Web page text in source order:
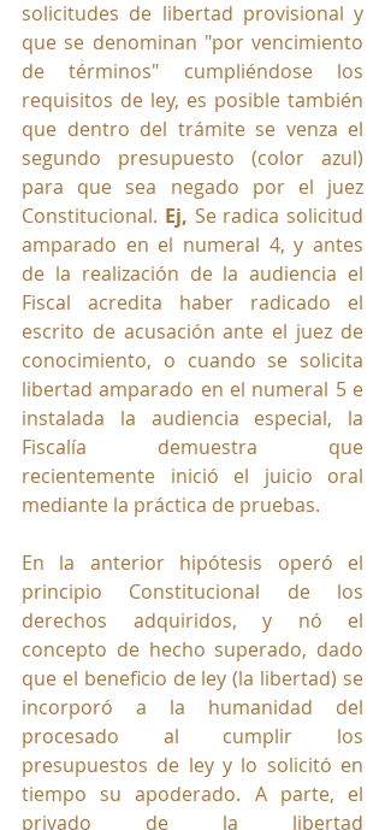
solicitudes de libertad provisional y
que se denominan "por vencimiento
de términos" cumpliéndose los
requisitos de ley, es posible también
que dentro del trámite se venza el
segundo presupuesto (color azul)
para que sea negado por el juez
Constitucional. Ej, Se radica solicitud
amparado en el numeral 4, y antes
de la realización de la audiencia el
Fiscal acredita haber radicado el
escrito de acusación ante el juez de
conocimiento, o cuando se solicita
libertad amparado en el numeral 5 e
instalada la audiencia especial, la
Fiscalía demuestra que
recientemente inició el juicio oral
mediante la práctica de pruebas.
En la anterior hipótesis operó el
principio Constitucional de los
derechos adquiridos, y nó el
concepto de hecho superado, dado
que el beneficio de ley (la libertad) se
incorporó a la humanidad del
procesado al cumplir los
presupuestos de ley y lo solicitó en
tiempo su apoderado. A parte, el
privado de la libertad